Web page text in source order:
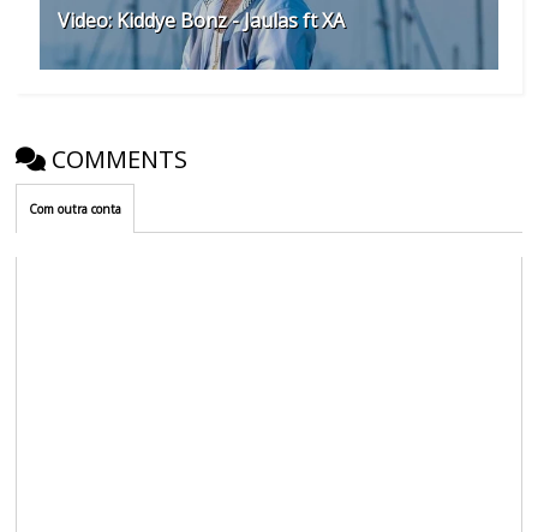
Video: Kiddye Bonz - Jaulas ft XA
COMMENTS
Com outra conta